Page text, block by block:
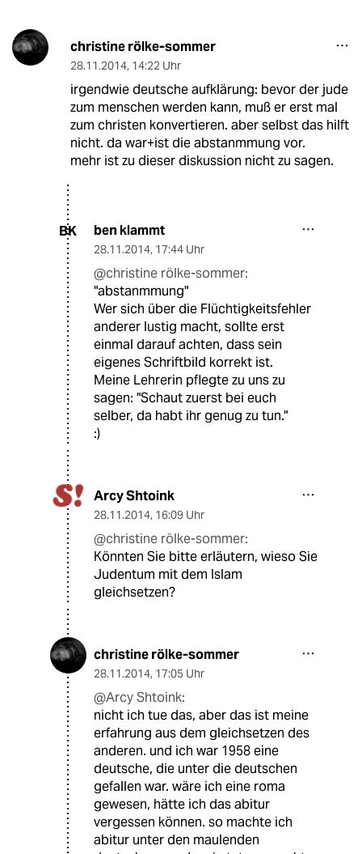
christine rölke-sommer
28.11.2014, 14:22 Uhr
irgendwie deutsche aufklärung: bevor der jude
zum menschen werden kann, muß er erst mal
zum christen konvertieren. aber selbst das hilft
nicht. da war+ist die abstanmmung vor.
mehr ist zu dieser diskussion nicht zu sagen.
BK ben klammt
28.11.2014, 17:44 Uhr
@christine rölke-sommer:
"abstanmmung"
Wer sich über die Flüchtigkeitsfehler
anderer lustig macht, sollte erst
einmal darauf achten, dass sein
eigenes Schriftbild korrekt ist.
Meine Lehrerin pflegte zu uns zu
sagen: "Schaut zuerst bei euch
selber, da habt ihr genug zu tun."
:)
Arcy Shtoink
28.11.2014, 16:09 Uhr
@christine rölke-sommer:
Könnten Sie bitte erläutern, wieso Sie
Judentum mit dem Islam
gleichsetzen?
christine rölke-sommer
28.11.2014, 17:05 Uhr
@Arcy Shtoink:
nicht ich tue das, aber das ist meine
erfahrung aus dem gleichsetzen des
anderen. und ich war 1958 eine
deutsche, die unter die deutschen
gefallen war. wäre ich eine roma
gewesen, hätte ich das abitur
vergessen können. so machte ich
abitur unter den maulenden